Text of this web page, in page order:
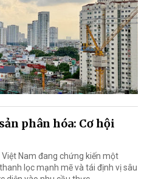
phân hóa: Cơ hội
Nam đang chứng kiến một
lọc mạnh mẽ và tái định vị sâu